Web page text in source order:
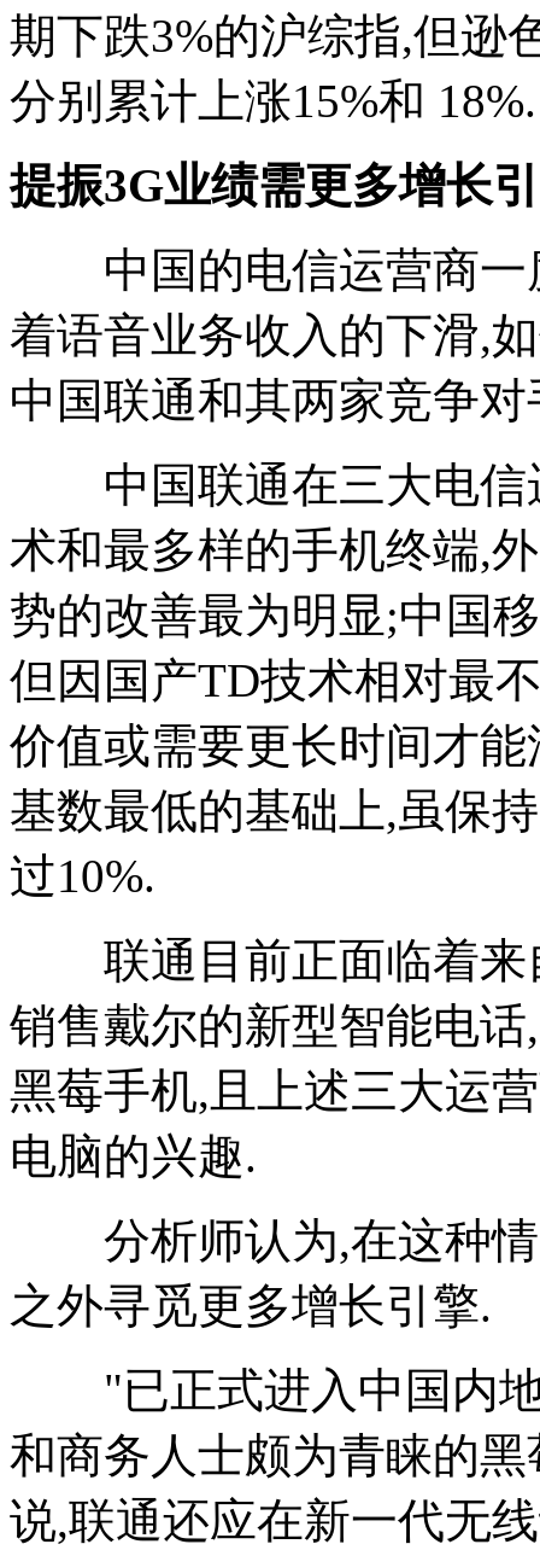
期下跌3%的沪综指,但逊
分别累计上涨15%和 18%.
提振3G业绩需更多增长
中国的电信运营商一
着语音业务收入的下滑,
中国联通和其两家竞争
中国联通在三大电信
术和最多样的手机终端,
势的改善最为明显;中国
但因国产TD技术相对最
价值或需要更长时间才
基数最低的基础上,虽保
过10%.
联通目前正面临着来
销售戴尔的新型智能电
黑莓手机,且上述三大运
电脑的兴趣.
分析师认为,在这种情
之外寻觅更多增长引擎.
"已正式进入中国内地
和商务人士颇为青睐的
说,联通还应在新一代无